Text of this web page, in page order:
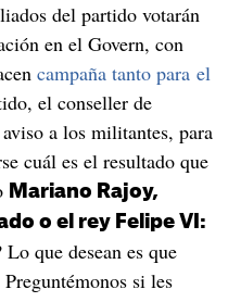
del partido votarán
en el Govern, con
campaña tanto para el
el conseller de
a los militantes, para
cuál es el resultado que
Mariano Rajoy,
o el rey Felipe VI:
que desean es que
si les